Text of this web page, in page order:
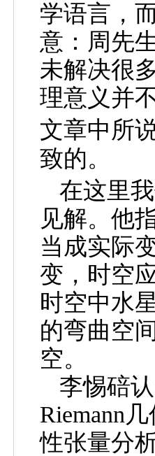
学语言，
意：周 先
未解决很
理意义并
文章中所
致的。
在这里
见解。他
当成实际
变，时空
时空中水
的弯曲空
空。
李惕碚
Riemann
性张量分